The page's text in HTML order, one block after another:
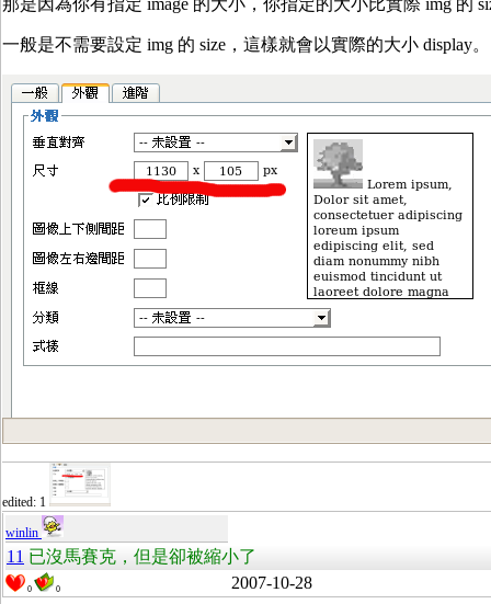
那是因為你有指定 image 的大小，你指定的大小比實際 img 的
一般是不需要設定 img 的 size，這樣就會以實際的大小 display。
edited: 1
winlin
11 已沒馬賽克，但是卻被縮小了
0 0 2007-10-28